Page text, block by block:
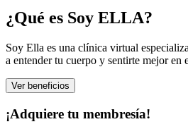
¿Qué es Soy ELLA?
Soy Ella es una clínica virtual
a entender tu cuerpo y sentirte mejor en
Ver beneficios
¡Adquiere tu membresía!